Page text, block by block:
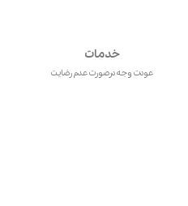
خدمات
عودت وجه درصورت عدم رضایت